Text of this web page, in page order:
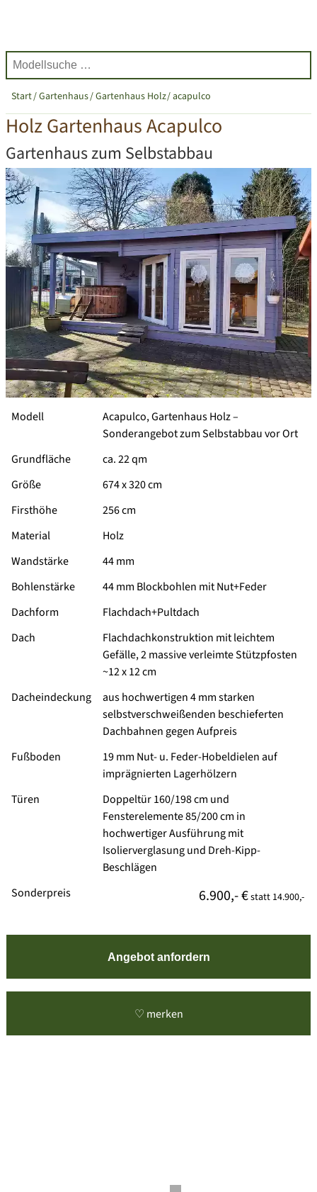
Start Gartenhaus Gartenhaus Holz acapulco
Holz Gartenhaus Acapulco
Gartenhaus zum Selbstabbau
Modell
Acapulco, Gartenhaus Holz –
Sonderangebot zum Selbstabbau vor Ort
Grundfläche
ca. 22 qm
Größe
674 x 320 cm
Firsthöhe
256 cm
Material
Holz
Wandstärke
44 mm
Bohlenstärke
44 mm Blockbohlen mit Nut+Feder
Dachform
Flachdach+Pultdach
Dach
Flachdachkonstruktion mit leichtem
Gefälle, 2 massive verleimte Stützpfosten
~12 x 12 cm
Dacheindeckung
aus hochwertigen 4 mm starken
selbstverschweißenden beschieferten
Dachbahnen gegen Aufpreis
Fußboden
19 mm Nut- u. Feder-Hobeldielen auf
imprägnierten Lagerhölzern
Türen
Doppeltür 160/198 cm und
Fensterelemente 85/200 cm in
hochwertiger Ausführung mit
Isolierverglasung und Dreh-Kipp-
Beschlägen
Sonderpreis
6.900,- €statt 14.900,-
Angebot anfordern
♡ merken